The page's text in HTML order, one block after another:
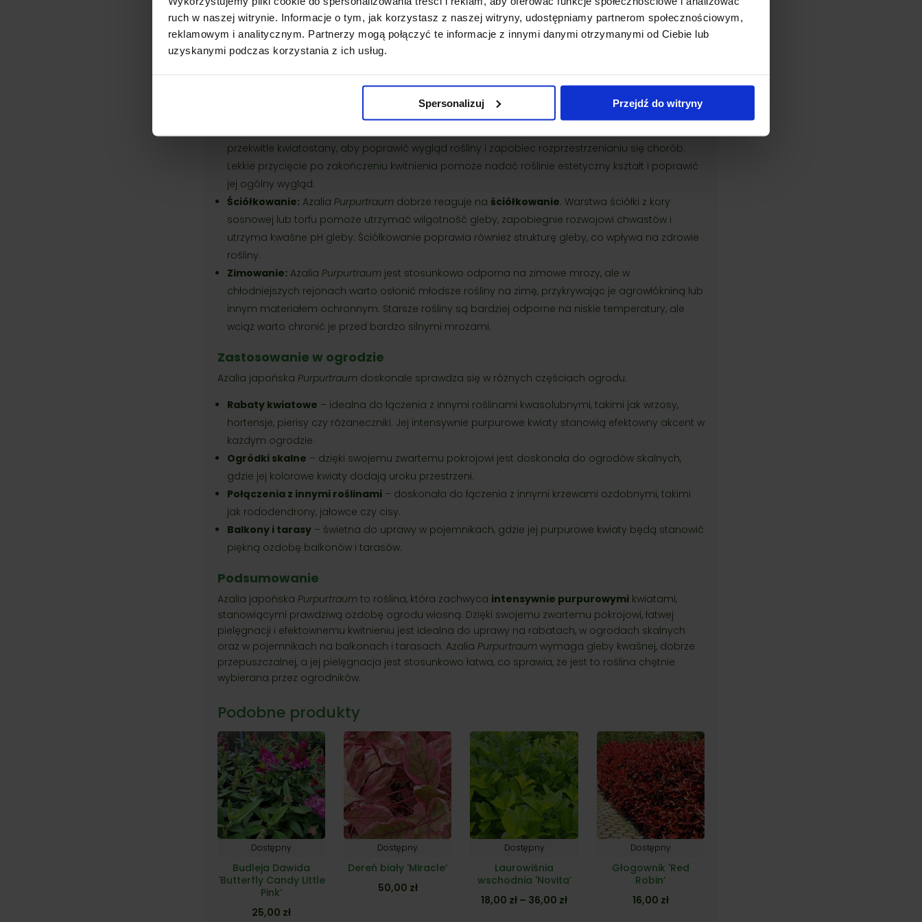
ruch w naszej witrynie. Informacje o tym, jak korzystasz z naszej witryny, udostępniamy partnerom społecznościowym,
reklamowym i analitycznym. Partnerzy mogą połączyć te informacje z innymi danymi otrzymanymi od Ciebie lub
uzyskanymi podczas korzystania z ich usług.
Spersonalizuj Przejdź do witryny
Podlewanie:AzaliaPurpurtraumwymagaregularnego podlewania, szczególnie w okresach
suchych. Woda powinna być miękka, aby nie podnosić pH gleby. Azalie źle reagują na nadmiar
soli mineralnych w wodzie, dlatego warto unikać wody twardej.
Nawożenie:AzaliaPurpurtraumnajlepiej rośnie, gdy jest nawożona nawozami przeznaczonymi
zawartością wapnia, które mogą podnieść pH gleby i zaszkodzić roślinie.
przekwitłe kwiatostany, aby poprawić wygląd rośliny i zapobiec rozprzestrzenianiu się chorób.
Lekkie przycięcie po zakończeniu kwitnienia pomoże nadać roślinie estetyczny kształt i poprawić
jej ogólny wygląd.
Ściółkowanie: Azalia Purpurtraum dobrze reaguje na ściółkowanie. Warstwa ściółki z kory
sosnowej lub torfu pomoże utrzymać wilgotność gleby, zapobiegnie rozwojowi chwastów i
utrzyma kwaśne pH gleby. Ściółkowanie poprawia również strukturę gleby, co wpływa na zdrowie
rośliny.
Zimowanie: Azalia Purpurtraum jest stosunkowo odporna na zimowe mrozy, ale w
chłodniejszych rejonach warto osłonić młodsze rośliny na zimę, przykrywając je agrowłókniną lub
innym materiałem ochronnym. Starsze rośliny są bardziej odporne na niskie temperatury, ale
wciąż warto chronić je przed bardzo silnymi mrozami.
Zastosowanie w ogrodzie
Azalia japońska Purpurtraum doskonale sprawdza się w różnych częściach ogrodu:
Rabaty kwiatowe – idealna do łączenia z innymi roślinami kwasolubnymi, takimi jak wrzosy,
hortensje, pierisy czy różaneczniki. Jej intensywnie purpurowe kwiaty stanowią efektowny akcent w
każdym ogrodzie.
Ogródki skalne – dzięki swojemu zwartemu pokrojowi jest doskonała do ogrodów skalnych,
gdzie jej kolorowe kwiaty dodają uroku przestrzeni.
Połączenia z innymi roślinami – doskonała do łączenia z innymi krzewami ozdobnymi, takimi
jak rododendrony, jałowce czy cisy.
Balkony i tarasy – świetna do uprawy w pojemnikach, gdzie jej purpurowe kwiaty będą stanowić
piękną ozdobę balkonów i tarasów.
Podsumowanie
Azalia japońska Purpurtraum to roślina, która zachwyca intensywnie purpurowymi kwiatami,
stanowiącymi prawdziwą ozdobę ogrodu wiosną. Dzięki swojemu zwartemu pokrojowi, łatwej
pielęgnacji i efektownemu kwitnieniu jest idealna do uprawy na rabatach, w ogrodach skalnych
oraz w pojemnikach na balkonach i tarasach. Azalia Purpurtraum wymaga gleby kwaśnej, dobrze
przepuszczalnej, a jej pielęgnacja jest stosunkowo łatwa, co sprawia, że jest to roślina chętnie
wybierana przez ogrodników.
Podobne produkty
Dostępny
Budleja Dawida
'Butterfly Candy Little
Pink’
25,00 zł
Dostępny
Dereń biały 'Miracle’
50,00 zł
Dostępny
Laurowiśnia
wschodnia 'Novita’
18,00 zł – 36,00 złZakres
Dostępny
Głogownik 'Red
Robin’
16,00 zł